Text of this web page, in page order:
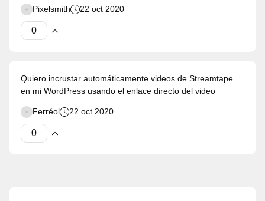
Pixelsmith 22 oct 2020
Quiero incrustar automáticamente videos de Streamtape
en mi WordPress usando el enlace directo del video
Ferréol 22 oct 2020